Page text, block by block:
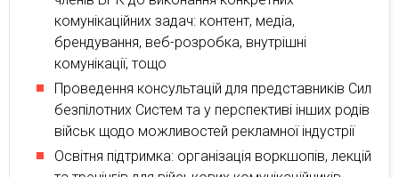
комунікаційних задач: контент, медіа,
брендування, веб-розробка, внутрішні
комунікації, тощо
Проведення консультацій для представників Сил
безпілотних Систем та у перспективі інших родів
військ щодо можливостей рекламної індустрії
Освітня підтримка: організація воркшопів, лекцій